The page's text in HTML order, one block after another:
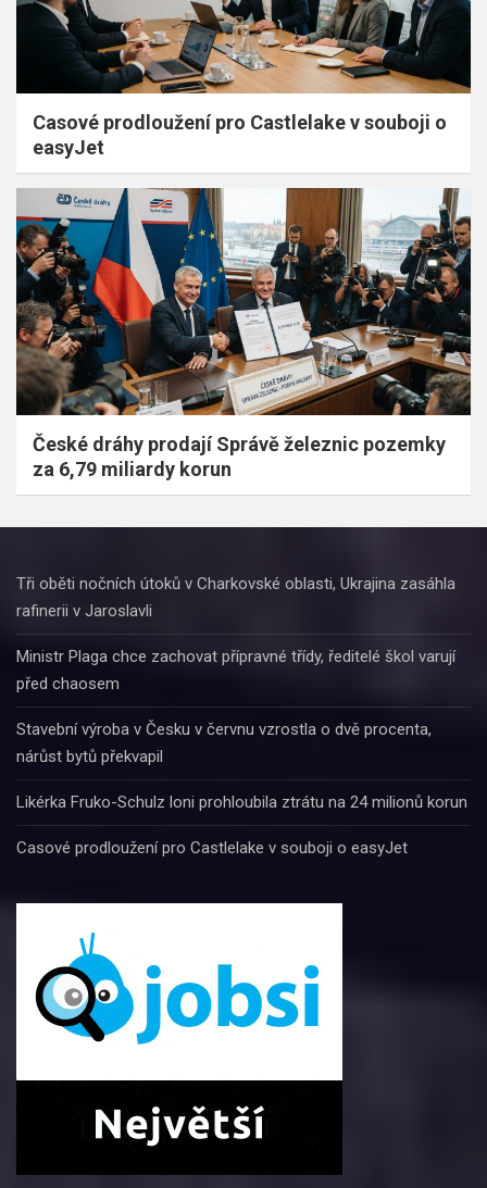
Casové prodloužení pro Castlelake v souboji o
easyJet
České dráhy prodají Správě železnic pozemky
za 6,79 miliardy korun
Tři oběti nočních útoků v Charkovské oblasti, Ukrajina zasáhla
rafinerii v Jaroslavli
Ministr Plaga chce zachovat přípravné třídy, ředitelé škol varují
před chaosem
Stavební výroba v Česku v červnu vzrostla o dvě procenta,
nárůst bytů překvapil
Likérka Fruko-Schulz loni prohloubila ztrátu na 24 milionů korun
Casové prodloužení pro Castlelake v souboji o easyJet